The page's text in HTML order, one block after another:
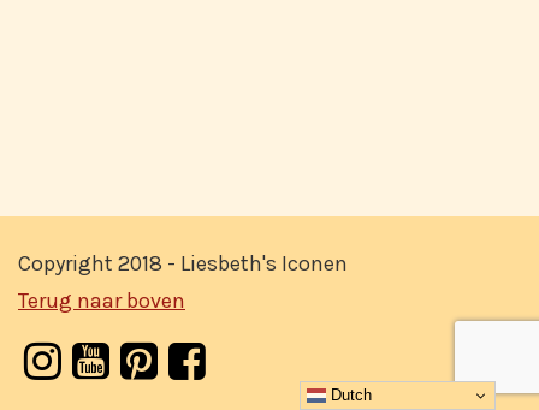
Copyright 2018 - Liesbeth's Iconen
Terug naar boven
Dutch